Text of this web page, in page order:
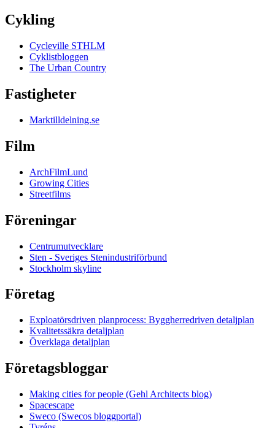
Cykling
Cycleville STHLM
Cyklistbloggen
The Urban Country
Fastigheter
Marktilldelning.se
Film
ArchFilmLund
Growing Cities
Streetfilms
Föreningar
Centrumutvecklare
Sten - Sveriges Stenindustriförbund
Stockholm skyline
Företag
Exploatörsdriven planprocess: Byggherredriven detaljplan
Kvalitetssäkra detaljplan
Överklaga detaljplan
Företagsbloggar
Making cities for people (Gehl Architects blog)
Spacescape
Sweco (Swecos bloggportal)